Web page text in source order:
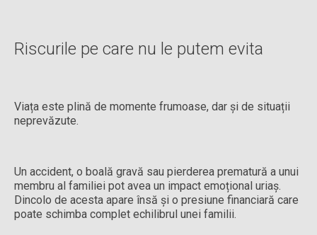
Riscurile pe care nu le putem evita
Viața este plină de momente frumoase, dar și de situații
neprevăzute.
Un accident, o boală gravă sau pierderea prematură a unui
membru al familiei pot avea un impact emoțional uriaș.
Dincolo de acesta apare însă și o presiune financiară care
poate schimba complet echilibrul unei familii.